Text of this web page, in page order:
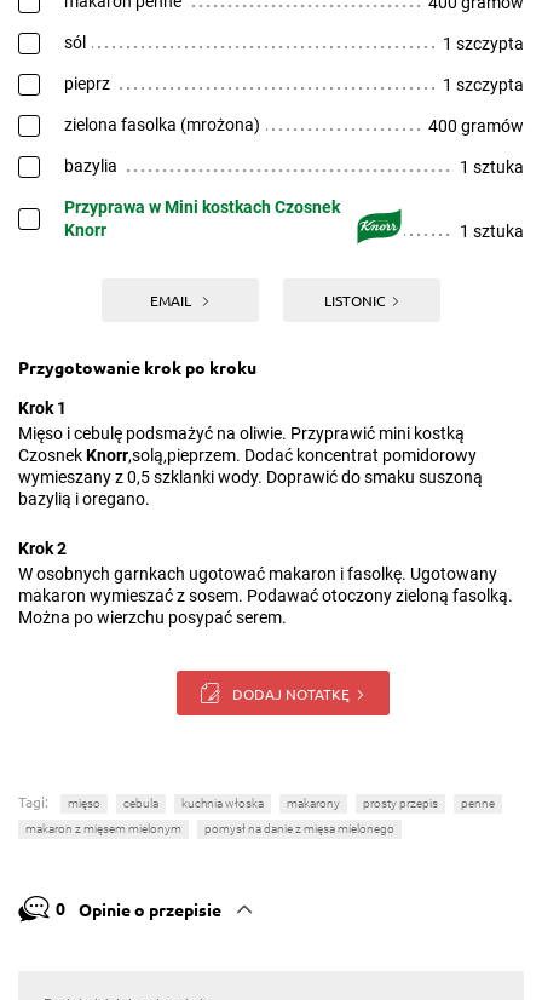
sól 1 szczypta
pieprz 1 szczypta
zielona fasolka (mrożona) 400 gramów
bazylia 1 sztuka
Przyprawa w Mini kostkach Czosnek
Knorr
1 sztuka
EMAIL LISTONIC
Przygotowanie krok po kroku
Krok 1
Mięso i cebulę podsmażyć na oliwie. Przyprawić mini kostką
CzosnekKnorr,solą,pieprzem. Dodać koncentrat pomidorowy
wymieszany z 0,5 szklanki wody. Doprawić do smaku suszoną
bazylią i oregano.
Krok 2
W osobnych garnkach ugotować makaron i fasolkę. Ugotowany
makaron wymieszać z sosem. Podawać otoczony zieloną fasolką.
Można po wierzchu posypać serem.
DODAJ NOTATKĘ
Tagi: mięso cebula kuchnia włoska makarony prosty przepis
penne
makaron z mięsem mielonym
pomysł na danie z mięsa mielonego
0 Opinie o przepisie